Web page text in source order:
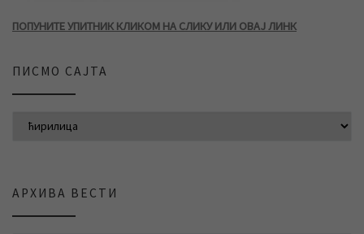
ПОПУНИТЕ УПИТНИК КЛИКОМ НА СЛИКУ ИЛИ ОВАЈ ЛИНК
ПИСМО САЈТА
АРХИВА ВЕСТИ